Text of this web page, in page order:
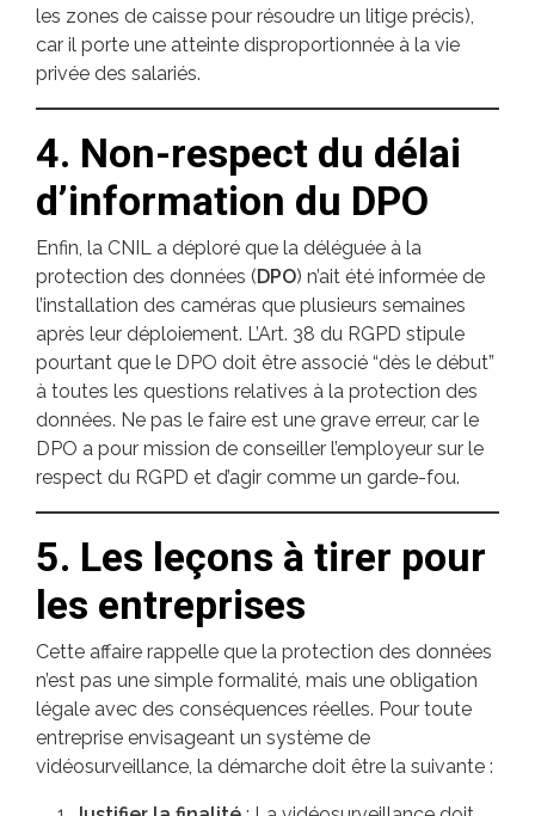
les zones de caisse pour résoudre un litige précis),
car il porte une atteinte disproportionnée à la vie
privée des salariés.
4. Non-respect du délai
d’information du DPO
Enfin, la CNIL a déploré que la déléguée à la
protection des données (DPO) n’ait été informée de
l’installation des caméras que plusieurs semaines
après leur déploiement. L’Art. 38 du RGPD stipule
pourtant que le DPO doit être associé “dès le début”
à toutes les questions relatives à la protection des
données. Ne pas le faire est une grave erreur, car le
DPO a pour mission de conseiller l’employeur sur le
respect du RGPD et d’agir comme un garde-fou.
5. Les leçons à tirer pour
les entreprises
Cette affaire rappelle que la protection des données
n’est pas une simple formalité, mais une obligation
légale avec des conséquences réelles. Pour toute
entreprise envisageant un système de
vidéosurveillance, la démarche doit être la suivante :